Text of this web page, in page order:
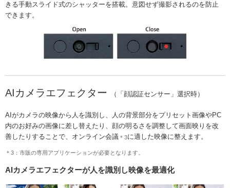
きる手動スライド式のシャッターを搭載。意図せず撮影されるのを防止
できます。
AIカメラエフェクター （「顔認証センサー」選択時）
AIがカメラの映像から人を識別し、人の背景部分をプリセット画像やPC
内のお好みの画像に差し替えたり、顔の明るさを調整して画面映りを改
善したりすることで、オンライン会議 ＊3に適した映像に整えます。
＊3：市販の専用アプリケーションが必要となります。
AIカメラエフェクターが人を識別し映像を最適化